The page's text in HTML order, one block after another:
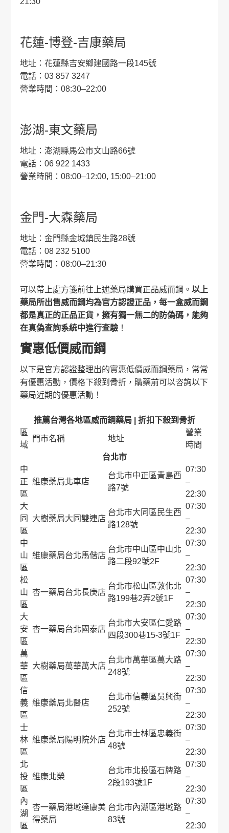
花蓮-博登-吉康藥局
地址：花蓮縣吉安鄉建國路一段145號
電話：03 857 3247
營業時間：08:30–22:00
澎湖-東文藥局
地址：澎湖縣馬公市文山路66號
電話：06 922 1433
營業時間：08:00–12:00, 15:00–21:00
金門-大森藥局
地址：金門縣金城鎮民生路28號
電話：08 232 5100
營業時間：08:00–21:30
可以帶上處方箋前往上述藥局購買正品威而鋼。 以上
藥局所出售威而鋼均為官方認證正品，每一盒威而鋼
都是真正的正品正貨，擁有獨一無二的防偽碼，能夠
在真偽查詢系統中進行查驗！
實惠低價威而鋼
以下是官方認證整理出的實惠低價威而鋼藥局，常常
有優惠活動，價格下殺到骨折，購藥前可以咨詢以下
藥局近期的優惠活動！
推薦台灣各地區威而鋼藥局 | 折扣下殺到骨折
區
域
門市名稱 地址
營業
時間
台北市
中
正
區
維康藥局北車店
台北市中正區青島西
路7號
07:30
–
22:30
大
同
區
大樹藥局大同雙連店
台北市大同區民生西
路128號
07:30
–
22:30
中
山
區
維康藥局台北馬偕店
台北市中山區中山北
路二段92號2F
07:30
–
22:30
松
山
區
杏一藥局台北長庚店
台北市松山區敦化北
路199巷2弄2號1F
07:30
–
22:30
大
安
區
杏一藥局台北國泰店
台北市大安區仁愛路
四段300巷15-3號1F
07:30
–
22:30
萬
華
區
大樹藥局萬華萬大店
台北市萬華區萬大路
248號
07:30
–
22:30
信
義
區
維康藥局北醫店
台北市信義區吳興街
252號
07:30
–
22:30
士
林
區
維康藥局陽明院外店
台北市士林區忠義街
48號
07:30
–
22:30
北
投
區
維康北榮
台北市北投區石牌路
2段193號1F
07:30
–
22:30
內
湖
區
杏一藥局港墘達康美
得藥局
台北市內湖區港墘路
83號
07:30
–
22:30